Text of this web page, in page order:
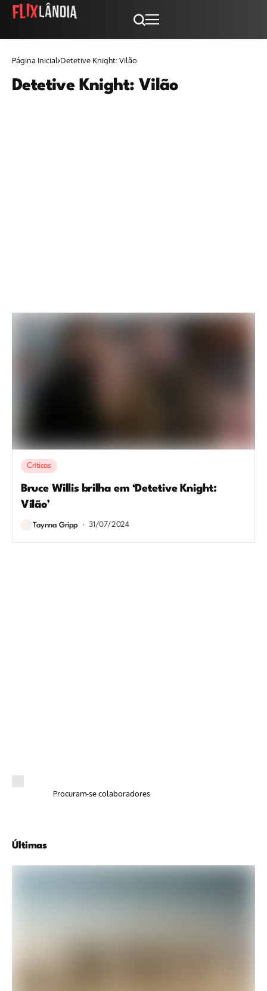
Página Inicial Detetive Knight: Vilão
Detetive Knight: Vilão
Críticas
Bruce Willis brilha em ‘Detetive Knight:
Vilão’
Taynna Gripp 31/07/2024
Procuram-se colaboradores
Últimas